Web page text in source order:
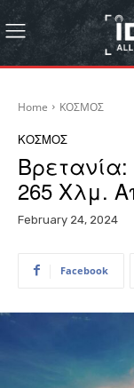
Home ΚΟΣΜΟΣ
ΚΟΣΜΟΣ
265 Χλμ.
February 24, 2024
Facebook